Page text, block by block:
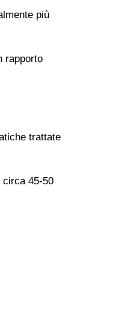
più
rapporto
trattate
circa 45-50